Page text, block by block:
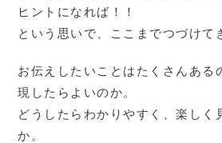
ヒントになれば！！
という思いで、ここまでつづけて
お伝えしたいことはたくさんある
現したらよいのか。
どうしたらわかりやすく、楽しく
か。